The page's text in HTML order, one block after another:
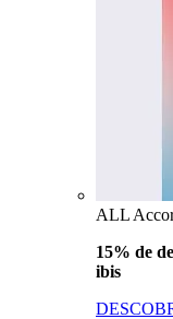
ALL
15% de
ibis